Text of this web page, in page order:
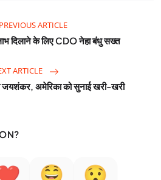
PREVIOUS ARTICLE
दिलाने के लिए CDO नेहा बंधु सख्त
ARTICLE
जयशंकर, अमेरिका को सुनाई खरी-खरी